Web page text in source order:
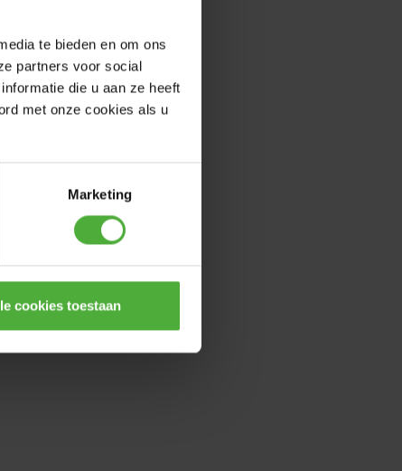
te bieden en om ons
partners voor social
die u aan ze heeft
met onze cookies als u
Marketing
cookies toestaan